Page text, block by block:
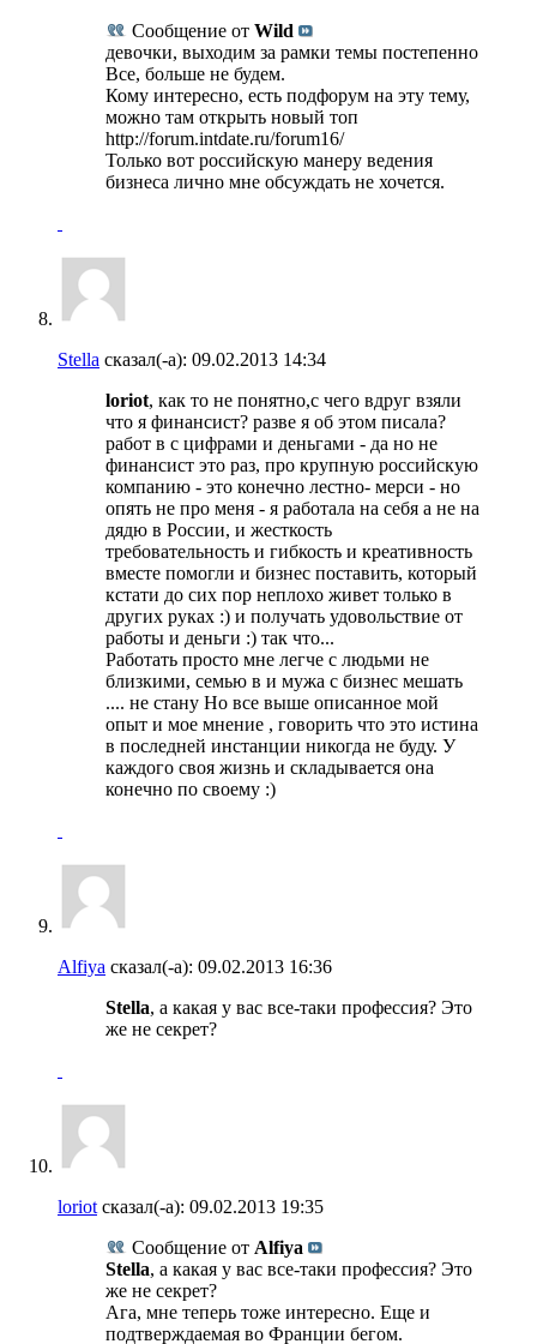
Сообщение от Wild
девочки, выходим за рамки темы постепенно
Все, больше не будем.
Кому интересно, есть подфорум на эту тему,
можно там открыть новый топ
http://forum.intdate.ru/forum16/
Только вот российскую манеру ведения
бизнеса лично мне обсуждать не хочется.
Stella сказал(-а): 09.02.2013 14:34
loriot, как то не понятно,с чего вдруг взяли
что я финансист? разве я об этом писала?
работ в с цифрами и деньгами - да но не
финансист это раз, про крупную российскую
компанию - это конечно лестно- мерси - но
опять не про меня - я работала на себя а не на
дядю в России, и жесткость
требовательность и гибкость и креативность
вместе помогли и бизнес поставить, который
кстати до сих пор неплохо живет только в
других руках :) и получать удовольствие от
работы и деньги :) так что...
Работать просто мне легче с людьми не
близкими, семью в и мужа с бизнес мешать
.... не стану Но все выше описанное мой
опыт и мое мнение , говорить что это истина
в последней инстанции никогда не буду. У
каждого своя жизнь и складывается она
конечно по своему :)
Alfiya сказал(-а): 09.02.2013 16:36
Stella, а какая у вас все-таки профессия? Это
же не секрет?
loriot сказал(-а): 09.02.2013 19:35
Сообщение от Alfiya
Stella, а какая у вас все-таки профессия? Это
же не секрет?
Ага, мне теперь тоже интересно. Еще и
подтверждаемая во Франции бегом.